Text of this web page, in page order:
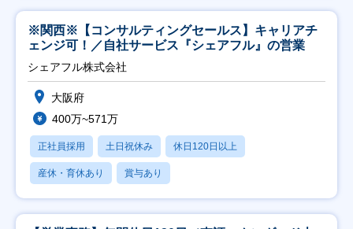
※関西※【コンサルティングセールス】キャリアチ
ェンジ可！／自社サービス『シェアフル』の営業
シェアフル株式会社
大阪府
400万~571万
正社員採用 土日祝休み 休日120日以上
産休・育休あり 賞与あり